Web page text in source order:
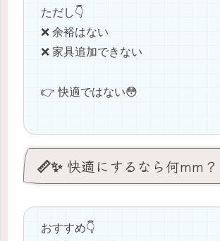
ただし👇
❌ 余裕はない
❌ 家具追加できない
👉 快適ではない😳
📏✨ 快適にするなら何mm？
おすすめ👇